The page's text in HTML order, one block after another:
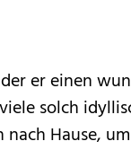
er einen
solch
Hause,